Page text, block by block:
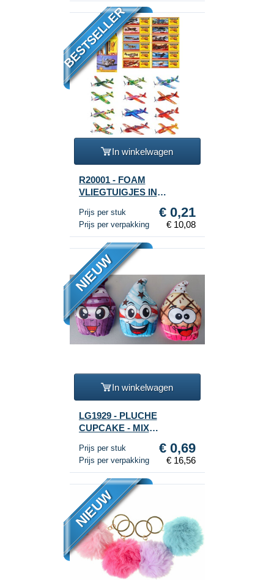
BESTSELLER
In winkelwagen
R20001 - FOAM
VLIEGTUIGJES IN
Prijs per stuk € 0,21
Prijs per verpakking € 10,08
NIEUW
In winkelwagen
LG1929 - PLUCHE
CUPCAKE - MIX
Prijs per stuk € 0,69
Prijs per verpakking € 16,56
NIEUW